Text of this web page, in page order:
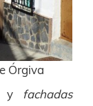
Órgiva
fachadas